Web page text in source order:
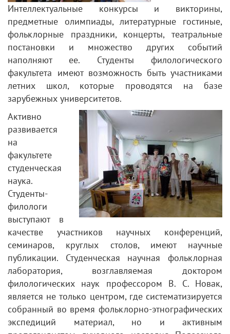
Интеллектуальные конкурсы и викторины,
предметные олимпиады, литературные гостиные,
фольклорные праздники, концерты, театральные
постановки и множество других событий
наполняют ее. Студенты филологического
факультета имеют возможность быть участниками
летних школ, которые проводятся на базе
зарубежных университетов.
Активно
развивается
на
факультете
студенческая
наука.
Студенты-
филологи
выступают в
качестве участников научных конференций,
семинаров, круглых столов, имеют научные
публикации. Студенческая научная фольклорная
лаборатория, возглавляемая доктором
филологических наук профессором В. С. Новак,
является не только центром, где систематизируется
собранный во время фольклорно-этнографических
экспедиций материал, но и активным